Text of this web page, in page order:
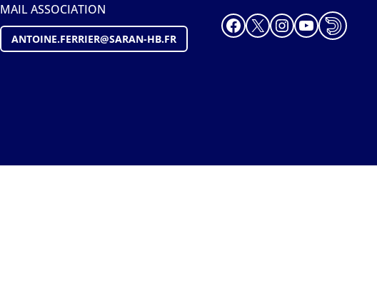
MAIL ASSOCIATION
ANTOINE.FERRIER@SARAN-HB.FR
Facebook
X Instagram
YouTube